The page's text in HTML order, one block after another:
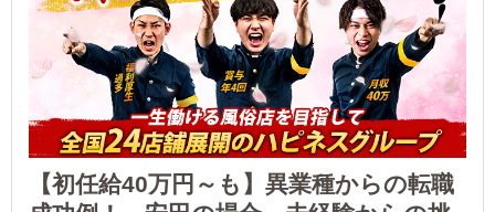
【初任給40万円～も】異業種からの転職